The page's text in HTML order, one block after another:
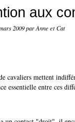
aux
2009par Anne et Cat
cavaliers mettent
essentielle entre ces